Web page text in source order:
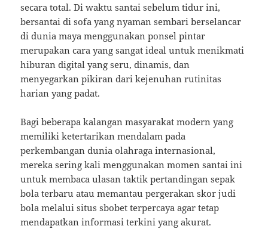
secara total. Di waktu santai sebelum tidur ini,
bersantai di sofa yang nyaman sembari berselancar
di dunia maya menggunakan ponsel pintar
merupakan cara yang sangat ideal untuk menikmati
hiburan digital yang seru, dinamis, dan
menyegarkan pikiran dari kejenuhan rutinitas
harian yang padat.
Bagi beberapa kalangan masyarakat modern yang
memiliki ketertarikan mendalam pada
perkembangan dunia olahraga internasional,
mereka sering kali menggunakan momen santai ini
untuk membaca ulasan taktik pertandingan sepak
bola terbaru atau memantau pergerakan skor judi
bola melalui situs sbobet terpercaya agar tetap
mendapatkan informasi terkini yang akurat.